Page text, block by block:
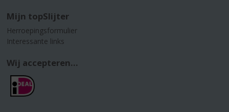
Mijn topSlijter
Herroepingsformulier
Interessante links
Wij accepteren...